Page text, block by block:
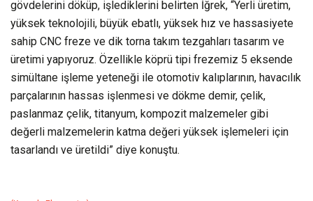
gövdelerini döküp, işlediklerini belirten İğrek, “Yerli üretim,
yüksek teknolojili, büyük ebatlı, yüksek hız ve hassasiyete
sahip CNC freze ve dik torna takım tezgahları tasarım ve
üretimi yapıyoruz. Özellikle köprü tipi frezemiz 5 eksende
simültane işleme yeteneği ile otomotiv kalıplarının, havacılık
parçalarının hassas işlenmesi ve dökme demir, çelik,
paslanmaz çelik, titanyum, kompozit malzemeler gibi
değerli malzemelerin katma değeri yüksek işlemeleri için
tasarlandı ve üretildi” diye konuştu.